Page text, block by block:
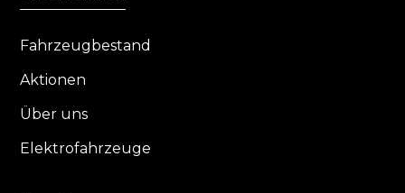
Fahrzeugbestand
Aktionen
Über uns
Elektrofahrzeuge